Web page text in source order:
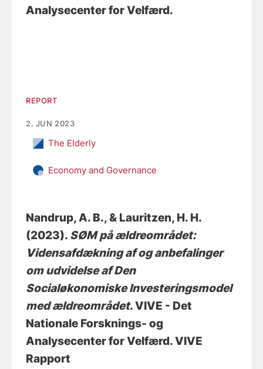
Analysecenter for Velfærd.
REPORT
2. JUN 2023
The Elderly
Economy and Governance
Nandrup, A. B., & Lauritzen, H. H.
(2023). SØM på ældreområdet:
Vidensafdækning af og anbefalinger
om udvidelse af Den
Socialøkonomiske Investeringsmodel
med ældreområdet. VIVE - Det
Nationale Forsknings- og
Analysecenter for Velfærd. VIVE
Rapport